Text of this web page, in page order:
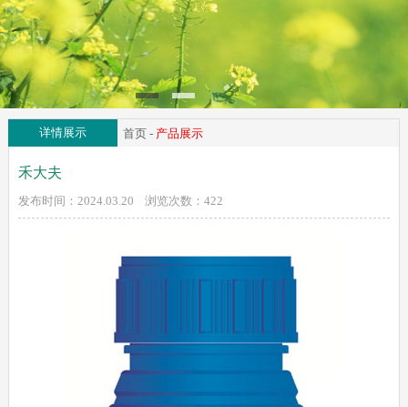
详情展示 首页- 产品展示
禾大夫
发布时间：2024.03.20 浏览次数： 422